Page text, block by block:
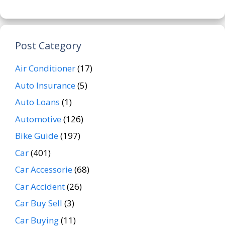
Post Category
Air Conditioner(17)
Auto Insurance(5)
Auto Loans (1)
Automotive(126)
Bike Guide(197)
Car(401)
Car Accessorie(68)
Car Accident(26)
Car Buy Sell (3)
Car Buying(11)